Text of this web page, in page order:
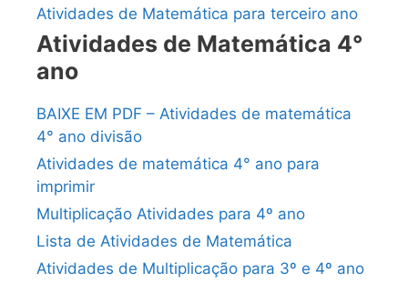
Atividades de Matemática para terceiro ano
Atividades de Matemática 4°
ano
BAIXE EM PDF – Atividades de matemática
4° ano divisão
Atividades de matemática 4° ano para
imprimir
Multiplicação Atividades para 4º ano
Lista de Atividades de Matemática
Atividades de Multiplicação para 3º e 4º ano